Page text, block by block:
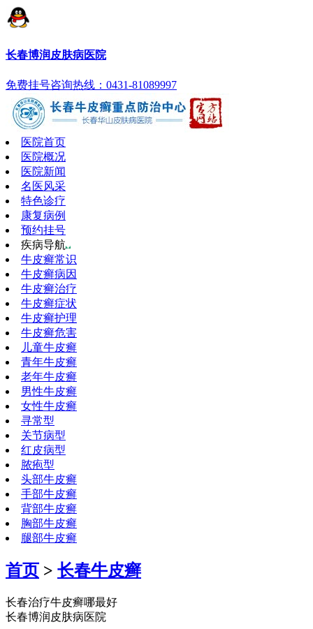
长春博润皮肤病医院
免费挂号咨询热线：0431-81089997
医院首页
医院概况
医院新闻
名医风采
特色诊疗
康复病例
预约挂号
疾病导航
牛皮癣常识
牛皮癣病因
牛皮癣治疗
牛皮癣症状
牛皮癣护理
牛皮癣危害
儿童牛皮癣
青年牛皮癣
老年牛皮癣
男性牛皮癣
女性牛皮癣
寻常型
关节病型
红皮病型
脓疱型
头部牛皮癣
手部牛皮癣
背部牛皮癣
胸部牛皮癣
腿部牛皮癣
首页 > 长春牛皮癣
长春治疗牛皮癣哪最好
长春博润皮肤病医院